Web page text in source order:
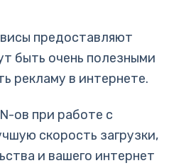
предоставляют
быть очень полезными
рекламу в интернете.
ов при работе с
скорость загрузки,
и вашего интернет